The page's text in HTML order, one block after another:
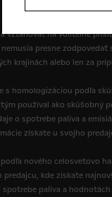
na voliteľné
presne
krajinách alebo len za
s homologizáciou podľa
používal ako
o spotrebe paliva a
získate u svojho
nového celosvetovo
kde získate
paliva a hodnotách